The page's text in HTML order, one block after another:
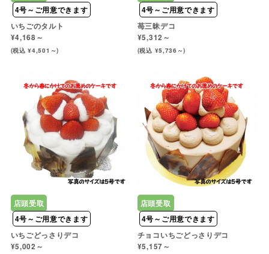
4号～ご用意できます
いちごのタルト
¥4,168～
(税込 ¥4,501～)
4号～ご用意できます
苺三昧デコ
¥5,312～
(税込 ¥5,736～)
店頭受取
4号～ご用意できます
いちごどっさりデコ
¥5,002～
店頭受取
4号～ご用意できます
チョコいちごどっさりデコ
¥5,157～